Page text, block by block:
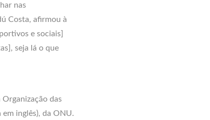
nas
Costa, afirmou à
e sociais]
seja lá o que
das
inglês), da ONU.